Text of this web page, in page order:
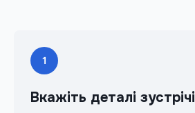
1
Вкажіть деталі зустрічі